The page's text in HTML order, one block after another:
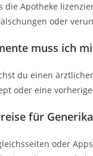
die Apotheke
oder
muss ich
du einen
oder eine
für
oder